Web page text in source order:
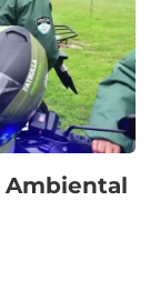
Ambiental